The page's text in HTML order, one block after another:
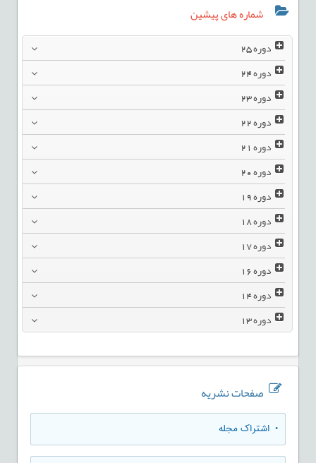
شماره های پیشین
دوره25
دوره24
دوره23
دوره22
دوره21
دوره20
دوره19
دوره18
دوره17
دوره16
دوره14
دوره13
صفحات نشریه
• اشتراک مجله